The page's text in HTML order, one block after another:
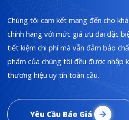
Chúng tôi cam kết mang đến cho
chính hãng với mức giá ưu đãi đặc
tiết kiệm chi phí mà vẫn đảm bảo
phẩm của chúng tôi đều được nhập
thương hiệu uy tín toàn cầu.
Yêu Cầu Báo Giá